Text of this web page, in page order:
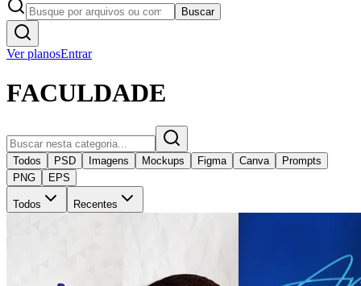
Buscar
Ver planosEntrar
FACULDADE
Todos PSD Imagens Mockups Figma Canva
Prompts
PNG
EPS
Todos Recentes